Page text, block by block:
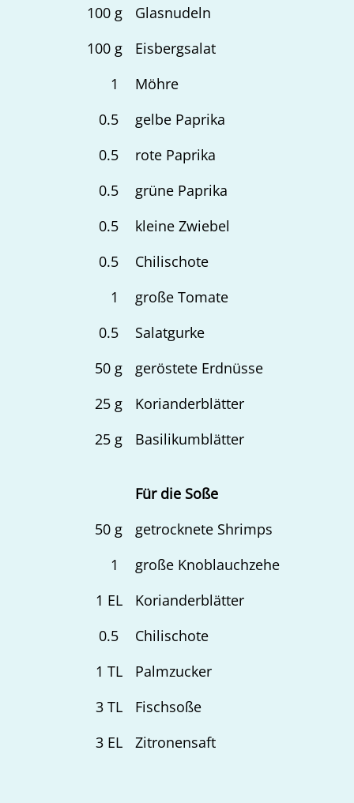
100g
Glasnudeln
100g
Eisbergsalat
1
Möhre
0.5
gelbe Paprika
0.5
rote Paprika
0.5
grüne Paprika
0.5
kleine Zwiebel
0.5
Chilischote
1
große Tomate
0.5
Salatgurke
50g
geröstete Erdnüsse
25g
Korianderblätter
25g Basilikumblätter
Für die Soße
50g
getrocknete Shrimps
1
große Knoblauchzehe
1 EL
Korianderblätter
0.5
Chilischote
1 TL
Palmzucker
3TL
Fischsoße
3EL Zitronensaft